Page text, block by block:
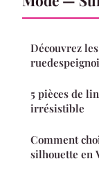
Découvrez
5 pièces de
irrésistible
Comment
silhouette en